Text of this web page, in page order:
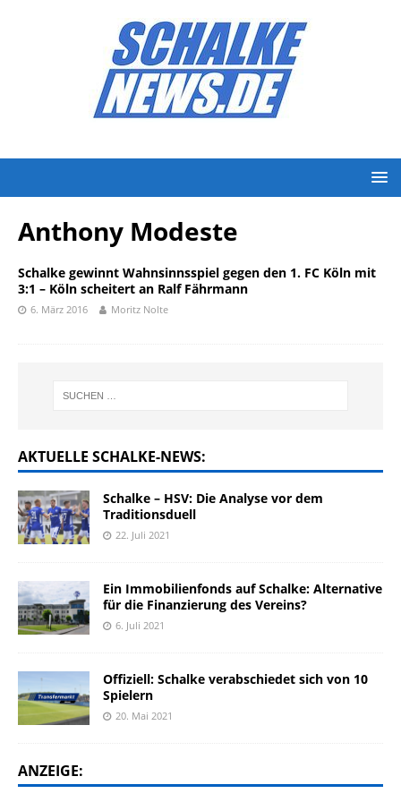
Anthony Modeste
Schalke gewinnt Wahnsinnsspiel gegen den 1. FC Köln mit
3:1 – Köln scheitert an Ralf Fährmann
6. März 2016 Moritz Nolte
AKTUELLE SCHALKE-NEWS:
Schalke – HSV: Die Analyse vor dem
Traditionsduell
22. Juli 2021
Ein Immobilienfonds auf Schalke: Alternative
für die Finanzierung des Vereins?
6. Juli 2021
Offiziell: Schalke verabschiedet sich von 10
Spielern
20. Mai 2021
ANZEIGE: